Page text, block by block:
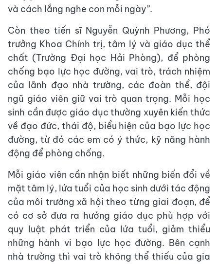
và cách lắng nghe con mỗi ngày”.
Còn theo tiến sĩ Nguyễn Quỳnh Phương, Phó
trưởng Khoa Chính trị, tâm lý và giáo dục thể
chất (Trường Đại học Hải Phòng), để phòng
chống bạo lực học đường, vai trò, trách nhiệm
của lãnh đạo nhà trường, các đoàn thể, đội
ngũ giáo viên giữ vai trò quan trọng. Mỗi học
sinh cần được giáo dục thường xuyên kiến thức
về đạo đức, thái độ, biểu hiện của bạo lực học
đường, từ đó các em có ý thức, kỹ năng hành
động để phòng chống.
Mỗi giáo viên cần nhận biết những biến đổi về
mặt tâm lý, lứa tuổi của học sinh dưới tác động
của môi trường xã hội theo từng giai đoạn, để
có cơ sở đưa ra hướng giáo dục phù hợp với
quy luật phát triển của lứa tuổi, giảm thiểu
những hành vi bạo lực học đường. Bên cạnh
nhà trường thì vai trò không thể thiếu của gia